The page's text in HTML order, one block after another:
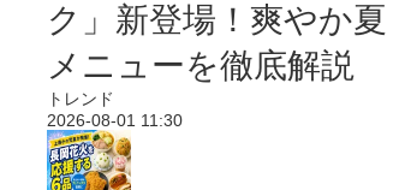
ク」新登場！爽やか夏
メニューを徹底解説
トレンド
2026-08-01 11:30